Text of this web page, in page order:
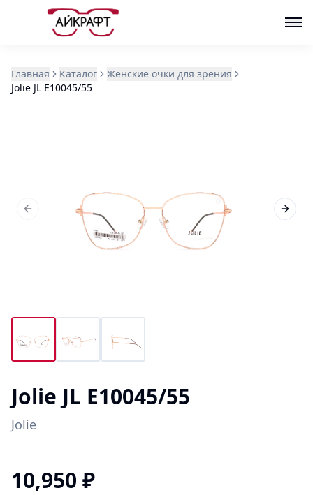
Главная Каталог
Женские очки для зрения
Jolie JL E10045/55
Previous slide Next
Jolie JL E10045/55
Jolie
10,950 ₽